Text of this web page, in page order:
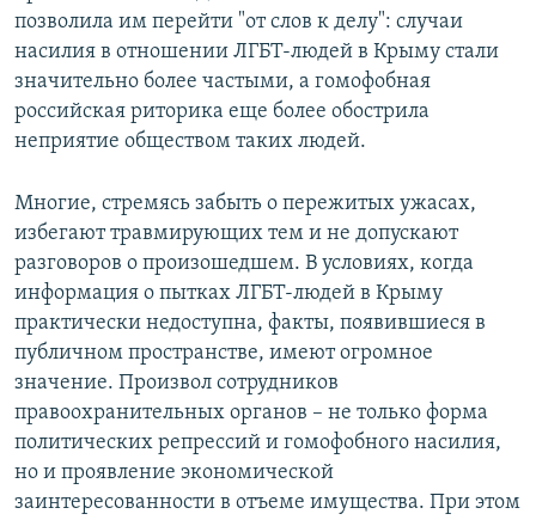
позволила им перейти "от слов к делу": случаи
насилия в отношении ЛГБТ-людей в Крыму стали
значительно более частыми, а гомофобная
российская риторика еще более обострила
неприятие обществом таких людей.
Многие, стремясь забыть о пережитых ужасах,
избегают травмирующих тем и не допускают
разговоров о произошедшем. В условиях, когда
информация о пытках ЛГБТ-людей в Крыму
практически недоступна, факты, появившиеся в
публичном пространстве, имеют огромное
значение. Произвол сотрудников
правоохранительных органов – не только форма
политических репрессий и гомофобного насилия,
но и проявление экономической
заинтересованности в отъеме имущества. При этом